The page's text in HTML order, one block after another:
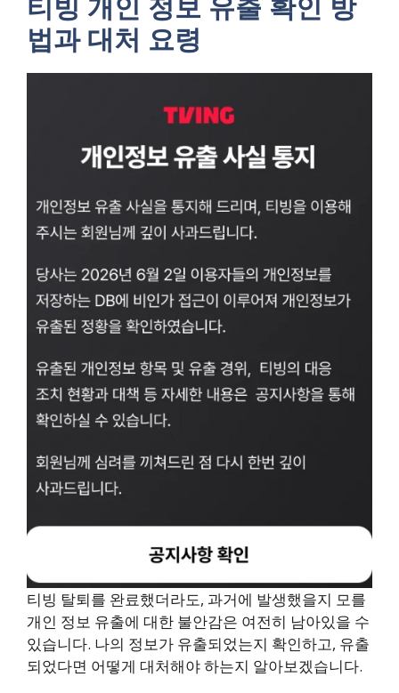
법과 대처 요령
티빙 탈퇴를 완료했더라도, 과거에 발생했을지 모를
개인 정보 유출에 대한 불안감은 여전히 남아있을 수
있습니다. 나의 정보가 유출되었는지 확인하고, 유출
되었다면 어떻게 대처해야 하는지 알아보겠습니다.